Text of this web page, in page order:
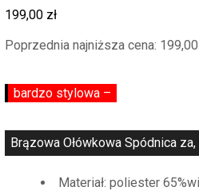
199,00 zł
Poprzednia najniższa cena: 199,00
bardzo stylowa –
Brązowa Ołówkowa Spódnica
Materiał: poliester